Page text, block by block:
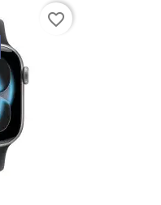
favorite_border